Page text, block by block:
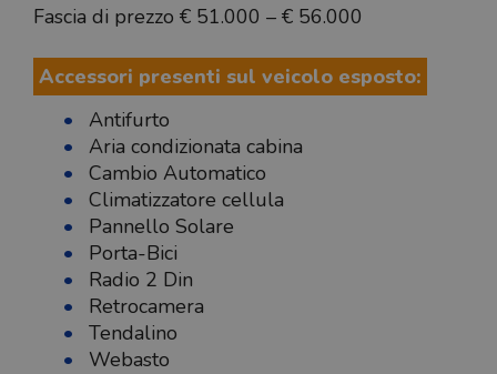
Fascia di prezzo € 51.000 – € 56.000
Accessori presenti sul veicolo esposto:
Antifurto
Aria condizionata cabina
Cambio Automatico
Climatizzatore cellula
Pannello Solare
Porta-Bici
Radio 2 Din
Retrocamera
Tendalino
Webasto